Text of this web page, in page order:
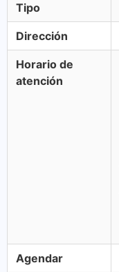
Tipo
Dirección
Horario de
atención
Agendar